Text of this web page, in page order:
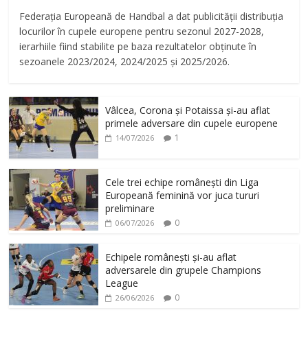
Federația Europeană de Handbal a dat publicității distribuția
locurilor în cupele europene pentru sezonul 2027-2028,
ierarhiile fiind stabilite pe baza rezultatelor obținute în
sezoanele 2023/2024, 2024/2025 și 2025/2026.
Vâlcea, Corona și Potaissa și-au aflat
primele adversare din cupele europene
14/07/2026 1
Cele trei echipe românești din Liga
Europeană feminină vor juca tururi
preliminare
06/07/2026 0
Echipele românești și-au aflat
adversarele din grupele Champions
League
26/06/2026 0